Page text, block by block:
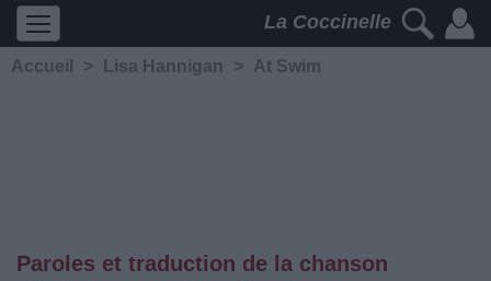
La Coccinelle
Accueil > Lisa Hannigan > At Swim
Paroles et traduction de la chanson